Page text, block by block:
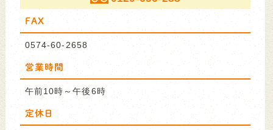
FAX
0574-60-2658
営業時間
午前10時～午後6時
定休日